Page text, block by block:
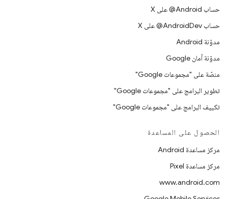
حساب ‎@Android على X
حساب ‎@AndroidDev على X
مدوّنة Android
مدوّنة أمان Google
منصّة على "مجموعات Google"
تطوير البرامج على "مجموعات Google"
تكييف البرامج على "مجموعات Google"
الحصول على المساعدة
مركز مساعدة Android
مركز مساعدة Pixel
www.android.com